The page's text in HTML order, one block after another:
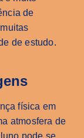
de
de estudo.
física em
atmosfera de